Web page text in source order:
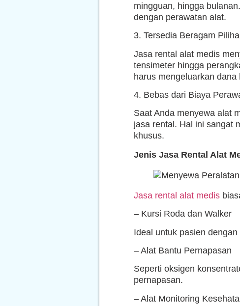
mingguan, hingga
dengan perawatan alat.
3. Tersedia Beragam
Jasa rental alat medis
tensimeter hingga
harus mengeluarkan
4. Bebas dari Biaya
Saat Anda menyewa alat
jasa rental. Hal ini sangat
khusus.
Jenis Jasa Rental Alat
Jasa rental alat medis
– Kursi Roda dan Walker
Ideal untuk pasien
– Alat Bantu Pernapasan
Seperti oksigen
pernapasan.
– Alat Monitoring